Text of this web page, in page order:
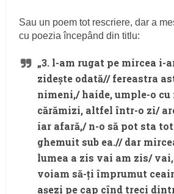
Sau un poem tot rescriere, dar a
cu poezia începând din titlu:
„3. l-am rugat pe mircea i-
zidește odată// fereastra
nimeni,/ haide, umple-o cu
cărămizi, altfel într-o zi/
iar afară,/ n-o să pot sta
ghemuit sub ea.// dar
lumea a zis vai am zis/
voiam să-ți împrumut
așezi pe cap cînd treci